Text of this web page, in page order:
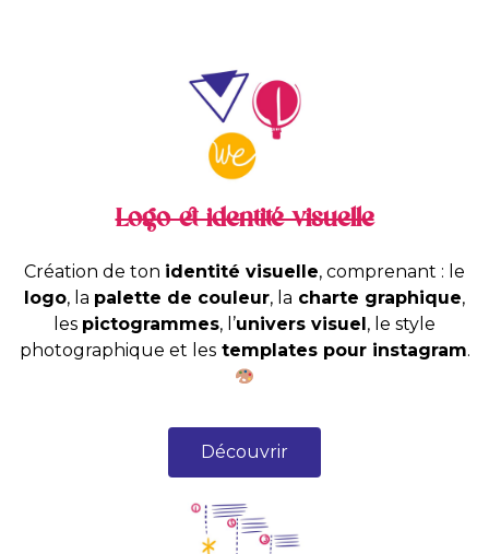
Logo et identité visuelle
Création de ton identité visuelle, comprenant : le
logo, la palette de couleur, la charte graphique,
les pictogrammes, l’univers visuel, le style
photographique et lestemplates pour instagram.
Découvrir